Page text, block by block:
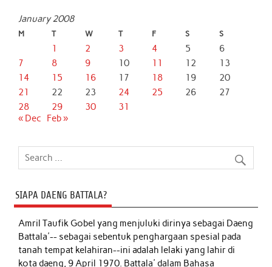
January 2008
M T W T F S S
1 2 3 4 5
6
7
8 9 10 11 12
13
14
15 16 17 18 19
20
21
22 23 24 25 26
27
28
29 30
31
« Dec
Feb »
SIAPA DAENG BATTALA?
Amril Taufik Gobelyang menjuluki dirinya sebagai Daeng
Battala'-- sebagai sebentuk penghargaan spesial pada
tanah tempat kelahiran--ini adalah lelaki yang lahir di
kota daeng, 9 April 1970. Battala' dalam Bahasa